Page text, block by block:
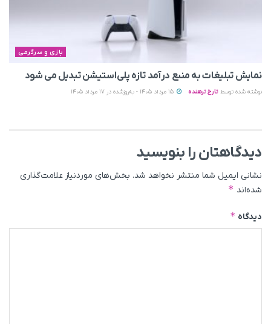
بازی و سرگرمی
نمایش تبلیغات به منبع درآمد تازه پلی‌استیشن تبدیل می‌ شود
نوشته شده توسط تارخ ترهنده
دیدگاهتان را بنویسید
نشانی ایمیل شما منتشر نخواهد شد. بخش‌های موردنیاز علامت‌گذاری
شده‌اند *
دیدگاه *